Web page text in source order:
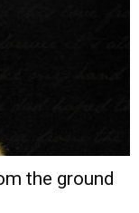
the ground